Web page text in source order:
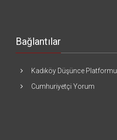
Bağlantılar
Kadıköy Düşünce Platformu
Cumhuriyetçi Yorum